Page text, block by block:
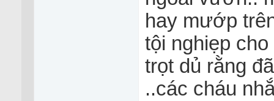
hay mướp
tội nghiẹp
trọt dủ rằng
..các cháu